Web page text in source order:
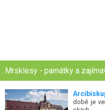
Mrsklesy - památky a
době je